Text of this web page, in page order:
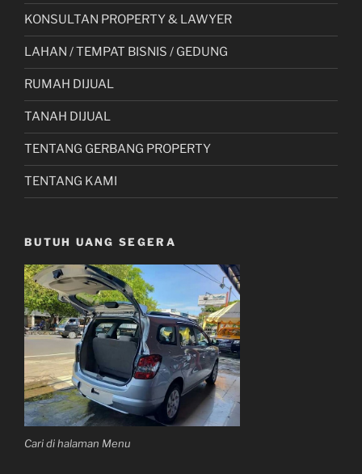
KONSULTAN PROPERTY & LAWYER
LAHAN / TEMPAT BISNIS / GEDUNG
RUMAH DIJUAL
TANAH DIJUAL
TENTANG GERBANG PROPERTY
TENTANG KAMI
BUTUH UANG SEGERA
Cari di halaman Menu